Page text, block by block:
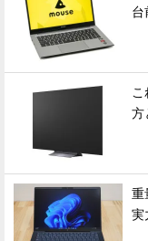
台
こ
方
重
実